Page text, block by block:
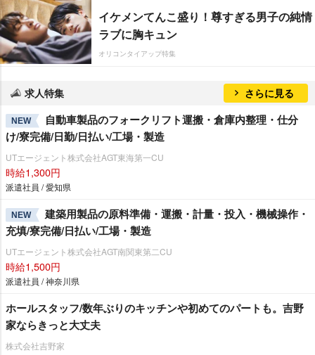
イケメンてんこ盛り！尊すぎる男子の純情
ラブに胸キュン
オリコンタイアップ特集
求人特集 さらに見る
NEW
自動車製品のフォークリフト運搬・倉庫内整理・仕分
け/寮完備/日勤/日払い/工場・製造
UTエージェント株式会社AGT東海第一CU
時給1,300円
派遣社員 / 愛知県
NEW
建築用製品の原料準備・運搬・計量・投入・機械操作・
充填/寮完備/日払い/工場・製造
UTエージェント株式会社AGT南関東第二CU
時給1,500円
派遣社員 / 神奈川県
ホールスタッフ/数年ぶりのキッチンや初めてのパートも。吉野
家ならきっと大丈夫
株式会社吉野家